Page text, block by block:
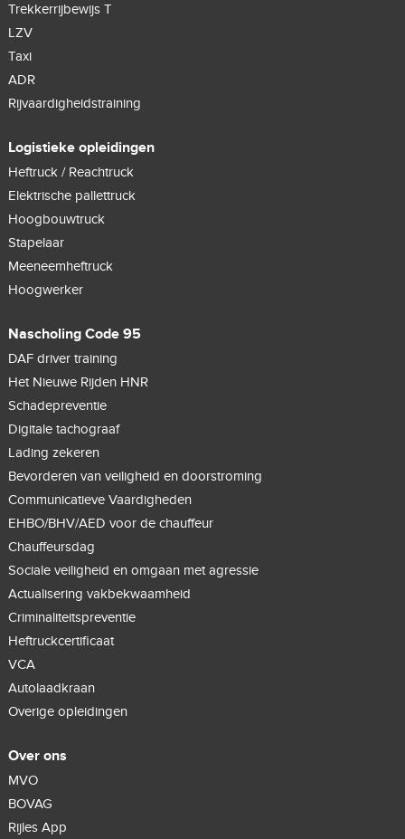
Trekkerrijbewijs T
LZV
Taxi
ADR
Rijvaardigheidstraining
Logistieke opleidingen
Heftruck / Reachtruck
Elektrische pallettruck
Hoogbouwtruck
Stapelaar
Meeneemheftruck
Hoogwerker
Nascholing Code 95
DAF driver training
Het Nieuwe Rijden HNR
Schadepreventie
Digitale tachograaf
Lading zekeren
Bevorderen van veiligheid en doorstroming
Communicatieve Vaardigheden
EHBO/BHV/AED voor de chauffeur
Chauffeursdag
Sociale veiligheid en omgaan met agressie
Actualisering vakbekwaamheid
Criminaliteitspreventie
Heftruckcertificaat
VCA
Autolaadkraan
Overige opleidingen
Over ons
MVO
BOVAG
Rijles App